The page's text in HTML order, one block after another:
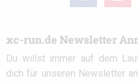
xc-run.de Newsletter
Du willst immer auf dem
dich für unseren Newsletter